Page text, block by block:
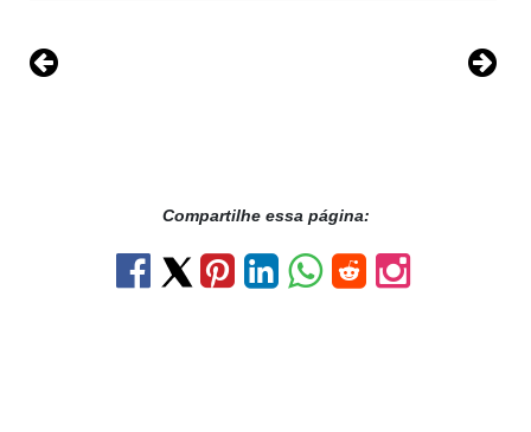
Compartilhe essa página: